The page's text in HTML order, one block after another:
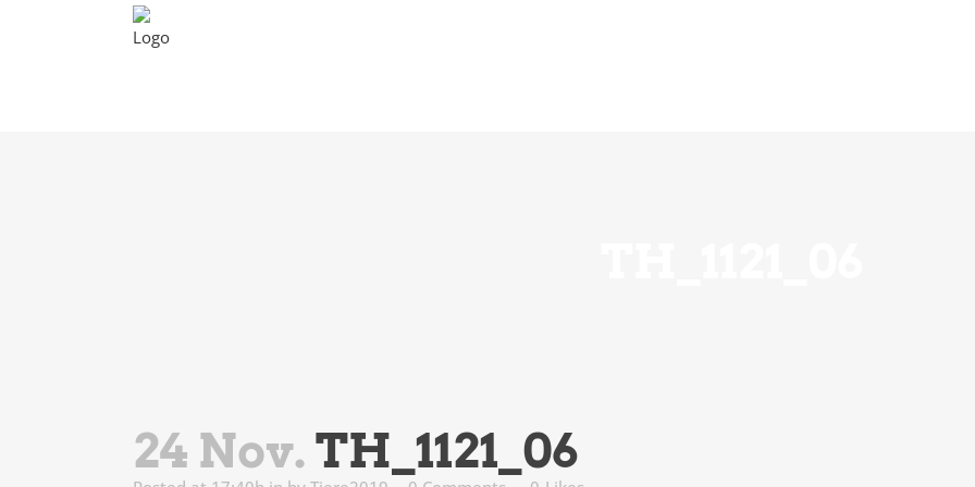
24 Nov.TH_1121_06